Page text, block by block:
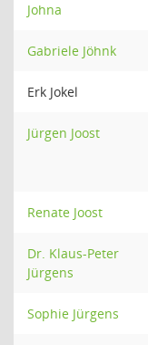
Johna
Gabriele Jöhnk
Erk Jokel
Jürgen Joost
Renate Joost
Dr. Klaus-Peter
Jürgens
Sophie Jürgens